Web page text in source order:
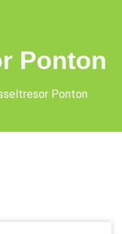
Ponton
Ponton